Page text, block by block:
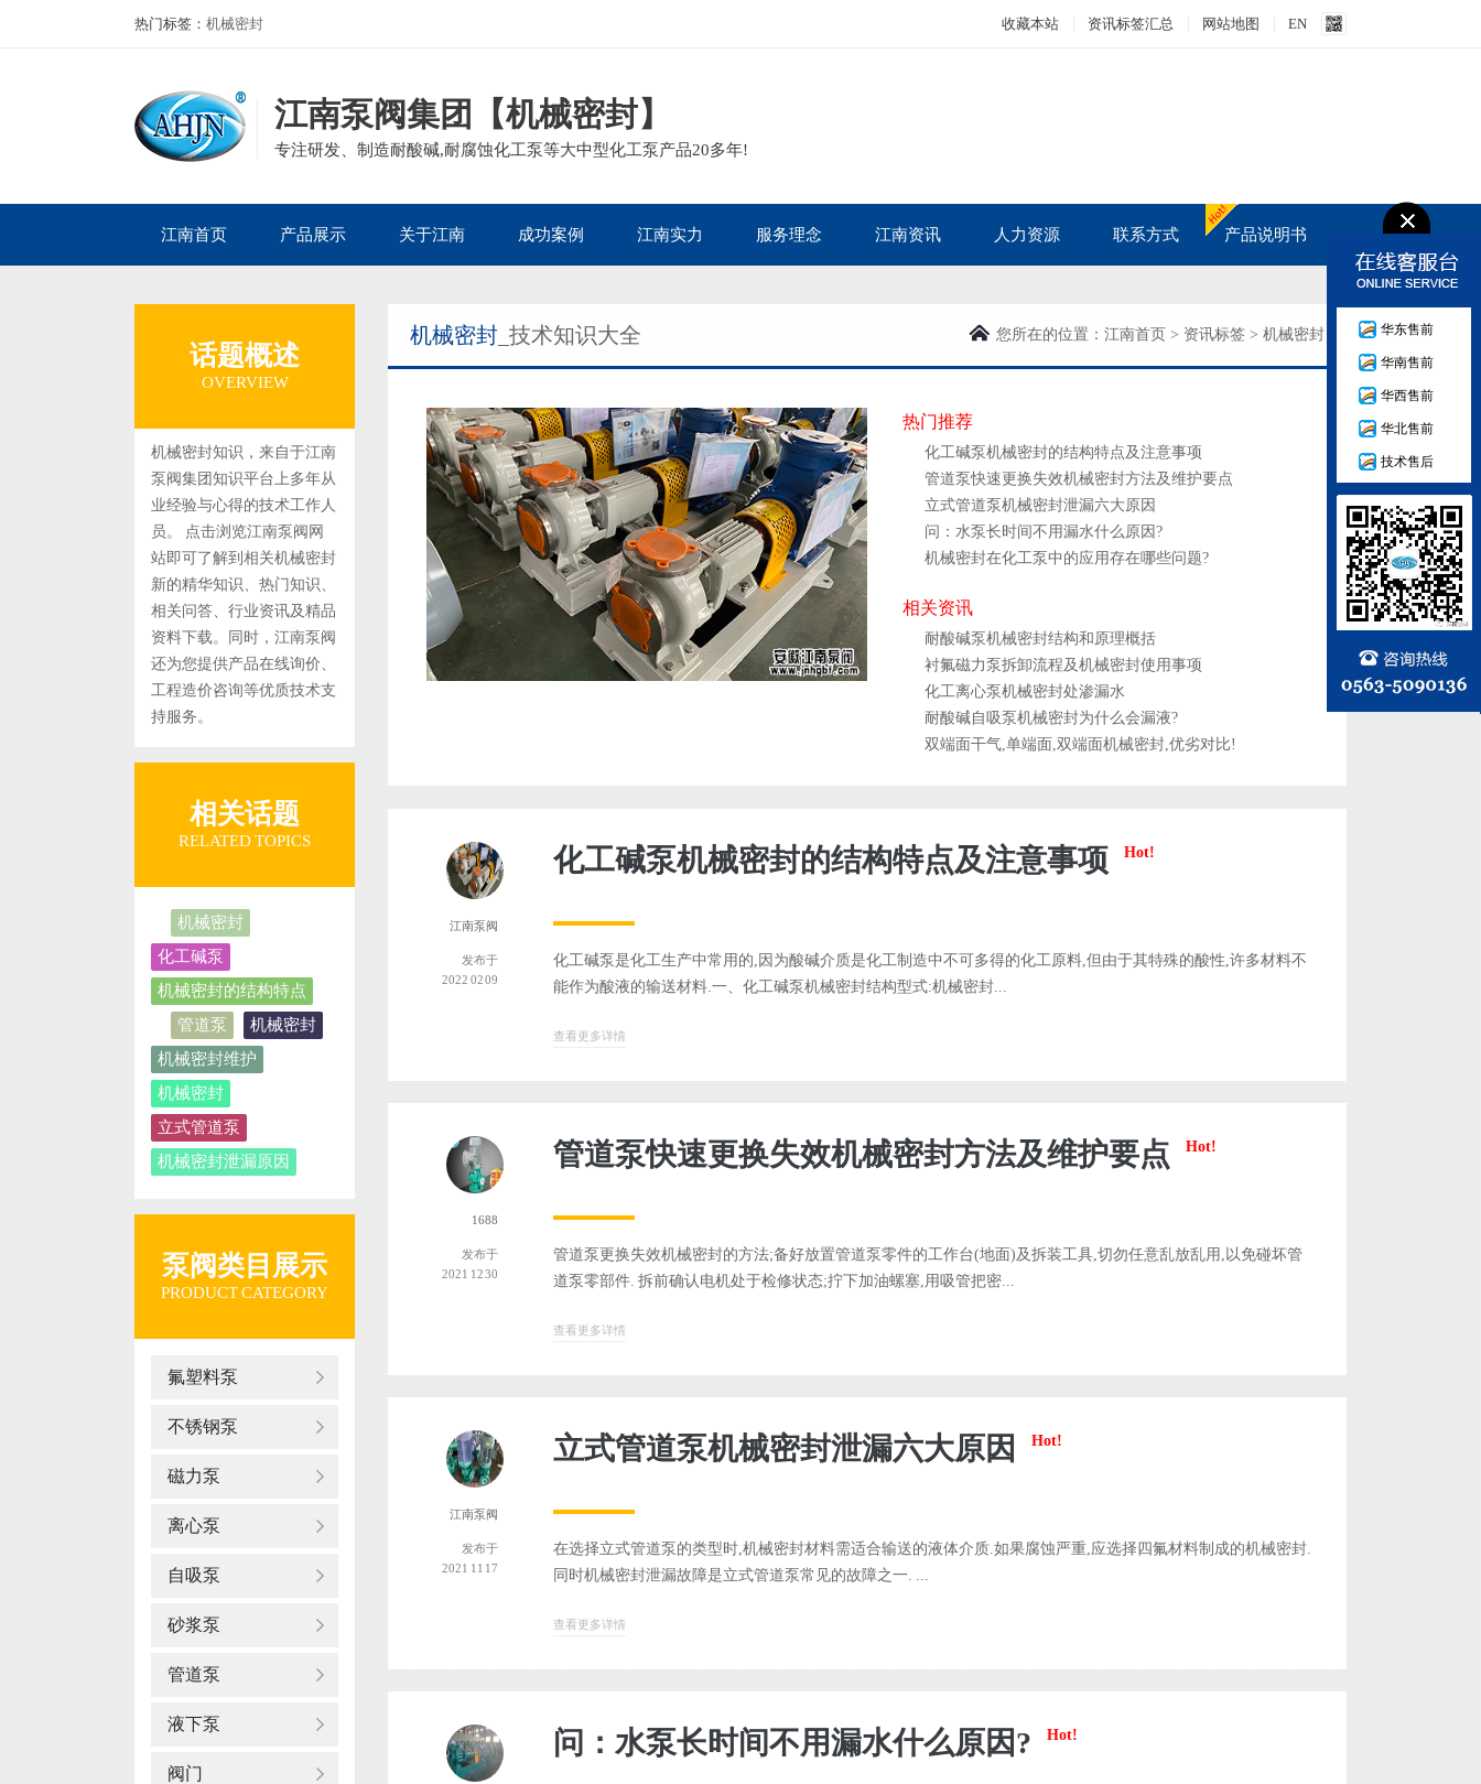
热门标签： 机械密封 收藏本站 资讯标签汇总 网站地图 EN
江南泵阀集团【机械密封】
专注研发、制造耐酸碱,耐腐蚀化工泵等大中型化工泵产品20多年!
江南首页
集团案例
产品展示
自吸泵
管道泵
液下泵
关于江南
董事长寄语
发展历程
组织架构
成功案例
核电热电案例
生物医药案例
造纸印染案例
矿业冶金案例
电镀废水案例
江南实力
客户见证
企业面貌
主营泵阀
服务理念
质量承诺
包装运输
江南资讯
泵业动态
泵阀问答
行业百科
人力资源
人才招聘
培训发展
联系方式 产品说明书
话题概述
OVERVIEW
机械密封知识，来自于江南
泵阀集团知识平台上多年从
业经验与心得的技术工作人
员。 点击浏览江南泵阀网
站即可了解到相关机械密封
新的精华知识、热门知识、
相关问答、行业资讯及精品
资料下载。同时，江南泵阀
还为您提供产品在线询价、
工程造价咨询等优质技术支
持服务。
相关话题
RELATED TOPICS
机械密封
化工碱泵
机械密封的结构特点
管道泵
机械密封
机械密封维护
机械密封
立式管道泵
机械密封泄漏原因
泵阀类目展示
PRODUCT CATEGORY
氟塑料泵
不锈钢泵
磁力泵
离心泵
自吸泵
砂浆泵
管道泵
液下泵
阀门
机械密封 _技术知识大全 江南首页 > 资讯标签 > 机械密封
您所在的位置：
热门推荐
化工碱泵机械密封的结构特点及注意事项
管道泵快速更换失效机械密封方法及维护要点
立式管道泵机械密封泄漏六大原因
问：水泵长时间不用漏水什么原因?
机械密封在化工泵中的应用存在哪些问题?
相关资讯
耐酸碱泵机械密封结构和原理概括
衬氟磁力泵拆卸流程及机械密封使用事项
化工离心泵机械密封处渗漏水
耐酸碱自吸泵机械密封为什么会漏液?
双端面干气,单端面,双端面机械密封,优劣对比!
江南泵阀
发布于
2022 02 09
化工碱泵机械密封的结构特点及注意事项 Hot!
化工碱泵是化工生产中常用的,因为酸碱介质是化工制造中不可多得的化工原料,但由于其特殊的酸性,许多材料不
能作为酸液的输送材料.一、化工碱泵机械密封结构型式:机械密封...
查看更多详情
1688
发布于
2021 12 30
管道泵快速更换失效机械密封方法及维护要点 Hot!
管道泵更换失效机械密封的方法;备好放置管道泵零件的工作台(地面)及拆装工具,切勿任意乱放乱用,以免碰坏管
道泵零部件. 拆前确认电机处于检修状态;拧下加油螺塞,用吸管把密...
查看更多详情
江南泵阀
发布于
2021 11 17
立式管道泵机械密封泄漏六大原因 Hot!
在选择立式管道泵的类型时,机械密封材料需适合输送的液体介质.如果腐蚀严重,应选择四氟材料制成的机械密封.
同时机械密封泄漏故障是立式管道泵常见的故障之一. ...
查看更多详情
问：水泵长时间不用漏水什么原因? Hot!
华东售前
华南售前
华西售前
华北售前
技术售后